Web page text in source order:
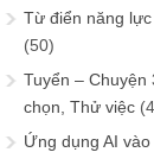
Từ điển năng
(50)
Tuyển – Chuyện
chọn, Thử việc
Ứng dụng AI vào